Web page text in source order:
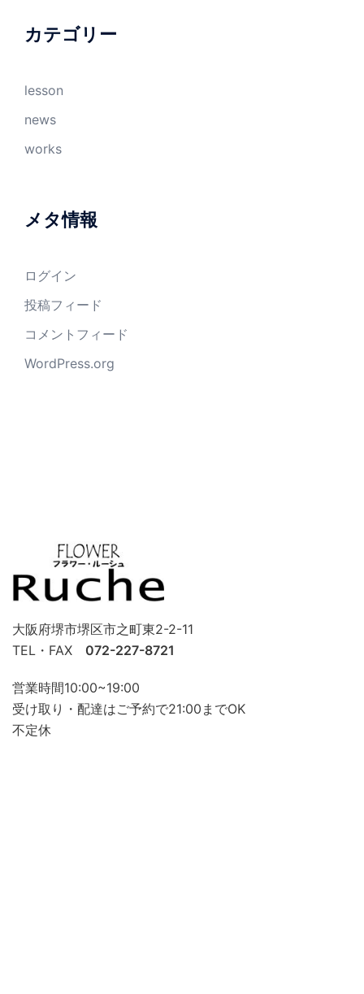
カテゴリー
lesson
news
works
メタ情報
ログイン
投稿フィード
コメントフィード
WordPress.org
大阪府堺市堺区市之町東2-2-11
TEL・FAX 072-227-8721
営業時間10:00~19:00
受け取り・配達はご予約で21:00までOK
不定休